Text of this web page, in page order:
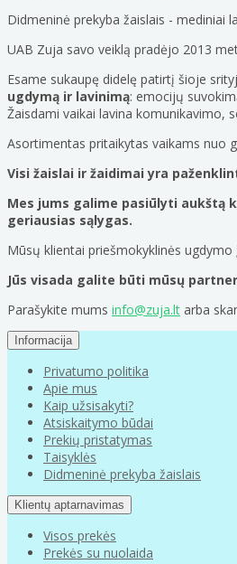
Didmeninė prekyba žaislais - mediniai
UAB Zuja savo veiklą pradėjo 2013
Esame sukaupę didelę patirtį šioje
ugdymą ir lavinimą: emocijų
Žaisdami vaikai lavina komunikavimo,
Asortimentas pritaikytas vaikams nuo
Visi žaislai ir žaidimai yra
Mes jums galime pasiūlyti aukštą
geriausias sąlygas.
Mūsų klientai priešmokyklinės
Jūs visada galite būti mūsų
Parašykite mums info@zuja.lt arba
Informacija
Privatumo politika
Apie mus
Kaip užsisakyti?
Atsiskaitymo būdai
Prekių pristatymas
Taisyklės
Didmeninė prekyba žaislais
Klientų aptarnavimas
Visos prekės
Prekės su nuolaida